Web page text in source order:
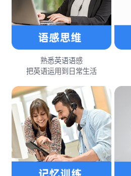
熟悉英语语感
把英语运用到日常生活